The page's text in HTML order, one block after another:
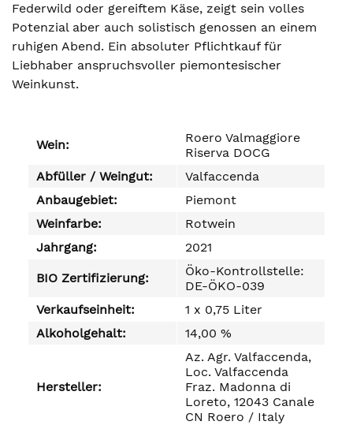
Federwild oder gereiftem Käse, zeigt sein volles
Potenzial aber auch solistisch genossen an einem
ruhigen Abend. Ein absoluter Pflichtkauf für
Liebhaber anspruchsvoller piemontesischer
Weinkunst.
Wein:
Roero Valmaggiore
Riserva DOCG
Abfüller / Weingut:
Valfaccenda
Anbaugebiet:
Piemont
Weinfarbe:
Rotwein
Jahrgang:
2021
BIO Zertifizierung:
Öko-Kontrollstelle:
DE-ÖKO-039
Verkaufseinheit:
1 x 0,75 Liter
Alkoholgehalt:
14,00 %
Hersteller:
Az. Agr. Valfaccenda,
Loc. Valfaccenda
Fraz. Madonna di
Loreto, 12043 Canale
CN Roero / Italy